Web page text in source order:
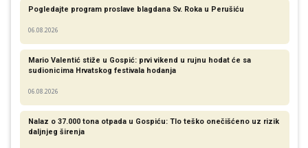
Pogledajte program proslave blagdana Sv. Roka u Perušiću
06.08.2026
Mario Valentić stiže u Gospić: prvi vikend u rujnu hodat će sa
sudionicima Hrvatskog festivala hodanja
06.08.2026
Nalaz o 37.000 tona otpada u Gospiću: Tlo teško onečišćeno uz rizik
daljnjeg širenja